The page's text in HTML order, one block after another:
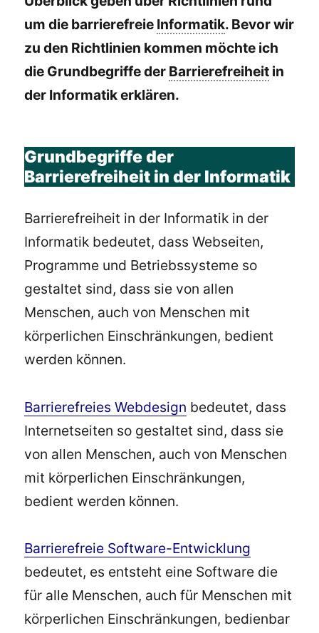
um die barrierefreie Informatik. Bevor wir
zu den Richtlinien kommen möchte ich
die Grundbegriffe der Barrierefreiheit in
der Informatik erklären.
Grundbegriffe der
Barrierefreiheit in der Informatik
Barrierefreiheit in der Informatik in der
Informatik bedeutet, dass Webseiten,
Programme und Betriebssysteme so
gestaltet sind, dass sie von allen
Menschen, auch von Menschen mit
körperlichen Einschränkungen, bedient
werden können.
Barrierefreies Webdesign bedeutet, dass
Internetseiten so gestaltet sind, dass sie
von allen Menschen, auch von Menschen
mit körperlichen Einschränkungen,
bedient werden können.
Barrierefreie Software-Entwicklung
bedeutet, es entsteht eine Software die
für alle Menschen, auch für Menschen mit
körperlichen Einschränkungen, bedienbar